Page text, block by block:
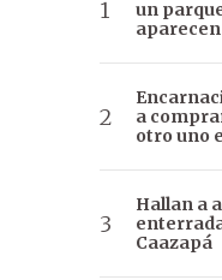
un
a
otro uno
Hallan a
Caazapá